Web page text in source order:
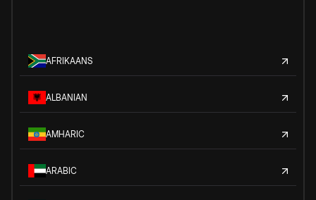
AFRIKAANS
ALBANIAN
AMHARIC
ARABIC